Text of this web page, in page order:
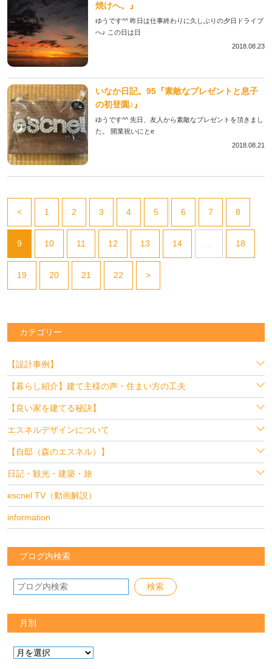
焼けへ。』
ゆうです^^ 昨日は仕事終わりに久しぶりの夕日ドライブ
へ♪ この日は日
2018.08.23
いなか日記。95『素敵なプレゼントと息子
の初登園♪』
ゆうです^^ 先日、友人から素敵なプレゼントを頂きまし
た。 開業祝いにとe
2018.08.21
< 1 2 3 4 5 6 7 8
9 10 11 12 13 14 18
19 20 21 22 >
カテゴリー
【設計事例】
【暮らし紹介】建て主様の声・住まい方の工夫
【良い家を建てる秘訣】
エスネルデザインについて
【自邸（森のエスネル）】
日記・観光・建築・旅
escnel TV（動画解説）
information
ブログ内検索
月別